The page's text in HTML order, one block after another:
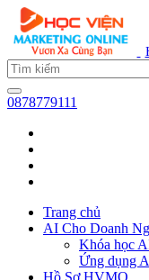
0878779111
Trang chủ
AI Cho Doanh
Khóa học
Ứng dụng
Hồ Sơ HVMO